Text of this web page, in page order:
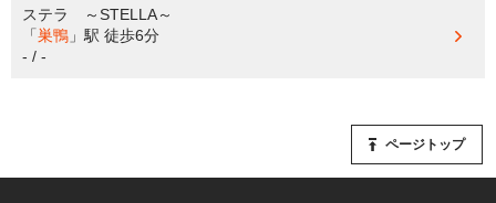
ステラ ～STELLA～
「巣鴨 」駅 徒歩6分
- / -
ページトップ